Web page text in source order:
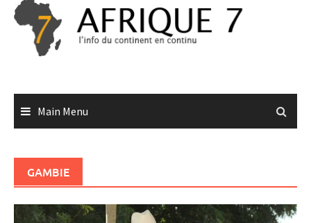
Skip
content
Main Menu
GAMBIE